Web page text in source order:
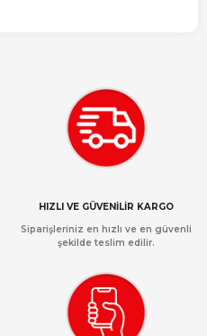
HIZLI VE GÜVENİLİR KARGO
Siparişleriniz en hızlı ve en güvenli
şekilde teslim edilir.